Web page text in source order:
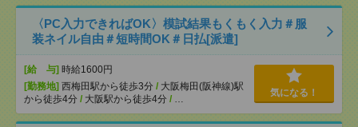
〈PC入力できればOK〉模試結果もくもく入力＃服
装ネイル自由＃短時間OK＃日払[派遣]
[給 与] 時給1600円
[勤務地] 西梅田駅から徒歩3分 / 大阪梅田(阪神線)駅
から徒歩4分 / 大阪駅から徒歩4分 / …
気になる！